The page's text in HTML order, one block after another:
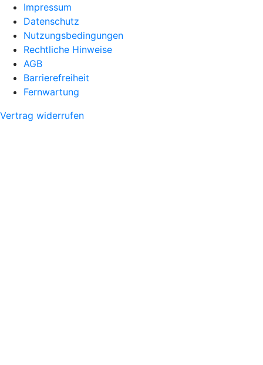
Impressum
Datenschutz
Nutzungsbedingungen
Rechtliche Hinweise
AGB
Barrierefreiheit
Fernwartung
Vertrag widerrufen